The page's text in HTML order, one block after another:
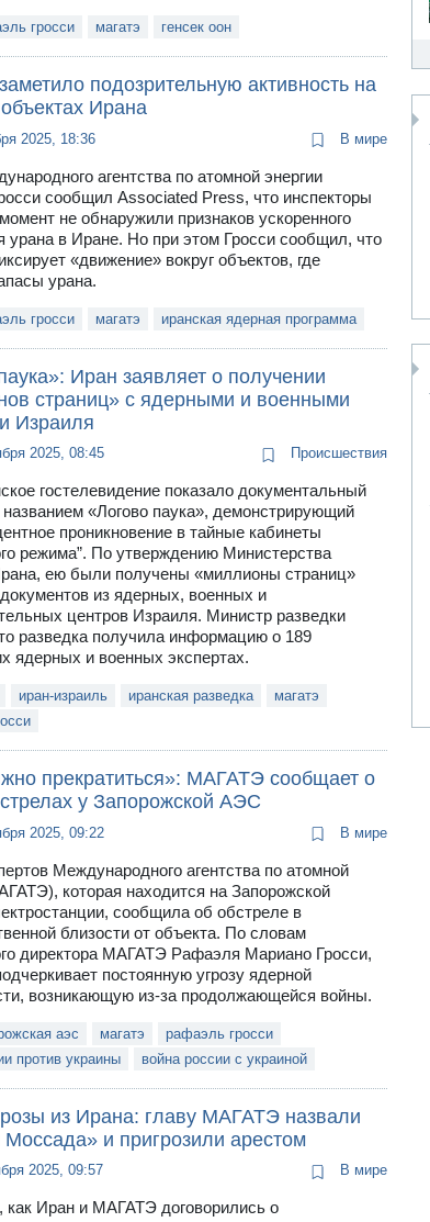
гросси магатэ генсек оон
подозрительную активность на
Ирана
2025, 18:36 В мире
агентства по атомной энергии
сообщил Associated Press, что инспекторы
не обнаружили признаков ускоренного
урана в Иране. Но при этом Гросси сообщил, что
«движение» вокруг объектов, где
урана.
гросси магатэ иранская ядерная программа
Иран заявляет о получении
страниц» с ядерными и военными
Израиля
2025, 08:45 Происшествия
гостелевидение показало документальный
«Логово паука», демонстрирующий
проникновение в тайные кабинеты
режима”. По утверждению Министерства
ею были получены «миллионы страниц»
из ядерных, военных и
центров Израиля. Министр разведки
разведка получила информацию о 189
ядерных и военных экспертах.
иран-израиль иранская разведка
магатэ
прекратиться»: МАГАТЭ сообщает о
у Запорожской АЭС
2025, 09:22 В мире
Международного агентства по атомной
которая находится на Запорожской
сообщила об обстреле в
близости от объекта. По словам
директора МАГАТЭ Рафаэля Мариано Гросси,
постоянную угрозу ядерной
возникающую из-за продолжающейся войны.
аэс магатэ
рафаэль гросси
против украины
война россии с украиной
из Ирана: главу МАГАТЭ назвали
Моссада» и пригрозили арестом
2025, 09:57 В мире
как Иран и МАГАТЭ договорились о